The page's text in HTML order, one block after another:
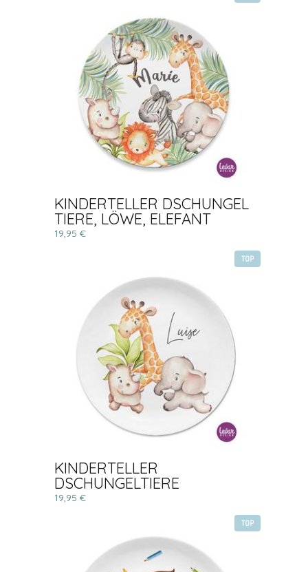
KINDERTELLER DSCHUNGEL
TIERE, LÖWE, ELEFANT
19,95 €
TOP
KINDERTELLER
DSCHUNGELTIERE
19,95 €
TOP